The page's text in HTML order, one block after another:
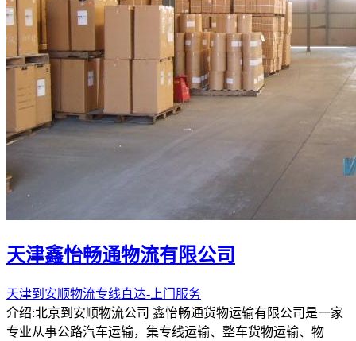
天津鑫怡畅通物流有限公司
天津到安顺物流专线直达-上门服务
介绍:北京到安顺物流公司 鑫怡畅通货物运输有限公司是一家
专业从事公路汽车运输，集专线运输、整车货物运输、物